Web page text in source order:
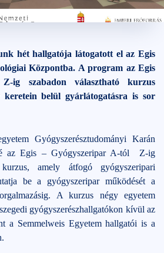
hét hallgatója látogatott el az Egis
Központba. A program az Egis
ig szabadon választható kurzus
belül gyárlátogatásra is sor
Gyógyszerésztudományi Karán
az Egis – Gyógyszeripar A-tól
Z-ig
amely átfogó gyógyszeripari
be a gyógyszeripar működését a
A kurzus négy egyetem
gyógyszerészhallgatókon kívül az
a Semmelweis Egyetem hallgatói is a